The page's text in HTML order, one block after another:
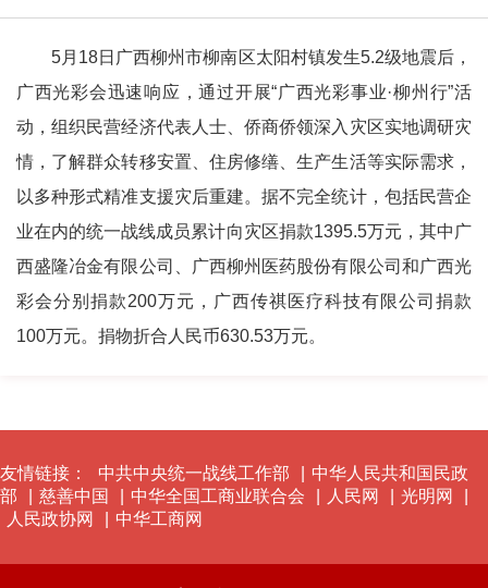
5月18日广西柳州市柳南区太阳村镇发生5.2级地震后，
广西光彩会迅速响应，通过开展“广西光彩事业·柳州行”活
动，组织民营经济代表人士、侨商侨领深入灾区实地调研灾
情，了解群众转移安置、住房修缮、生产生活等实际需求，
以多种形式精准支援灾后重建。据不完全统计，包括民营企
业在内的统一战线成员累计向灾区捐款1395.5万元，其中广
西盛隆冶金有限公司、广西柳州医药股份有限公司和广西光
彩会分别捐款200万元，广西传祺医疗科技有限公司捐款
100万元。捐物折合人民币630.53万元。
友情链接： 中共中央统一战线工作部
中华人民共和国民政
部
慈善中国 中华全国工商业联合会 人民网 光明网
人民政协网
中华工商网